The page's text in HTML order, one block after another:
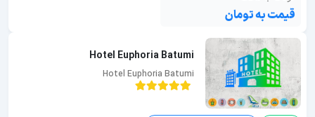
قیمت به تومان
Hotel Euphoria Batumi
Hotel Euphoria Batumi